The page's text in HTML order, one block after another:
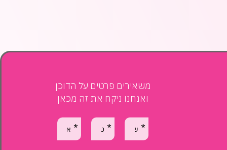
משאירים פרטים על הדוכן
ואנחנו ניקח את זה מכאן
אנא
מלאו